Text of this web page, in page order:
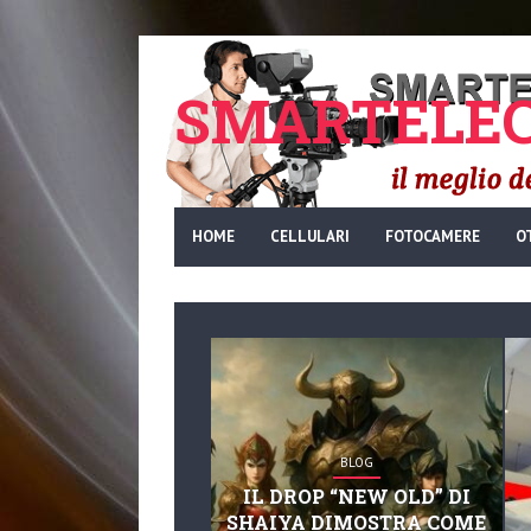
HOME CELLULARI FOTOCAMERE
BLOG
IL DROP “NEW OLD” DI
SHAIYA DIMOSTRA COME